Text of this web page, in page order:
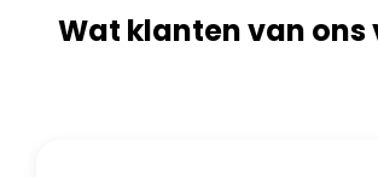
Wat klanten van ons